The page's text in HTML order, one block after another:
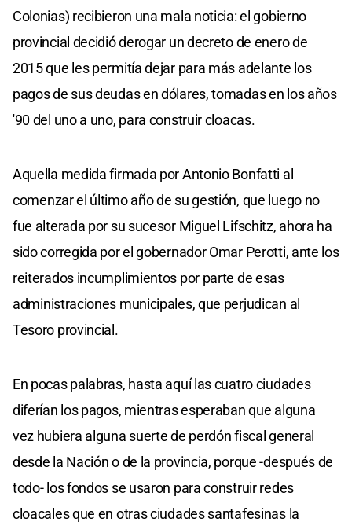
Colonias) recibieron una mala noticia: el gobierno
provincial decidió derogar un decreto de enero de
2015 que les permitía dejar para más adelante los
pagos de sus deudas en dólares, tomadas en los años
'90 del uno a uno, para construir cloacas.
Aquella medida firmada por Antonio Bonfatti al
comenzar el último año de su gestión, que luego no
fue alterada por su sucesor Miguel Lifschitz, ahora ha
sido corregida por el gobernador Omar Perotti, ante los
reiterados incumplimientos por parte de esas
administraciones municipales, que perjudican al
Tesoro provincial.
En pocas palabras, hasta aquí las cuatro ciudades
diferían los pagos, mientras esperaban que alguna
vez hubiera alguna suerte de perdón fiscal general
desde la Nación o de la provincia, porque -después de
todo- los fondos se usaron para construir redes
cloacales que en otras ciudades santafesinas la